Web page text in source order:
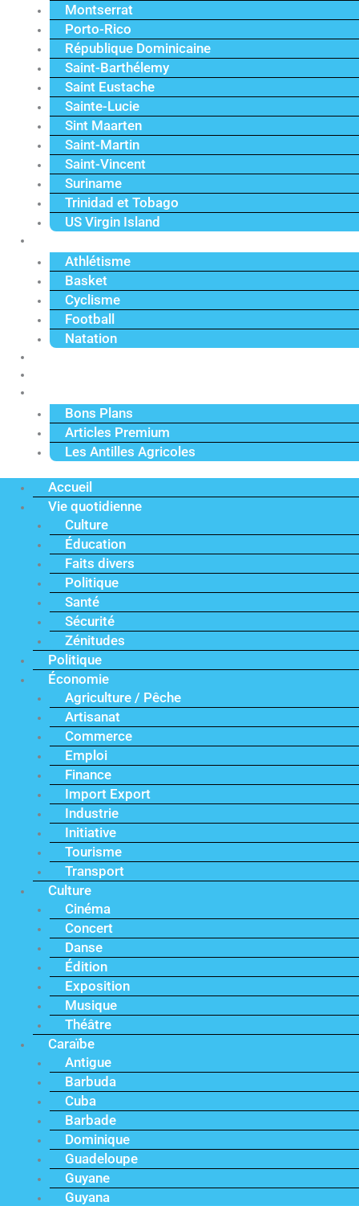
Montserrat
Porto-Rico
République Dominicaine
Saint-Barthélemy
Saint Eustache
Sainte-Lucie
Sint Maarten
Saint-Martin
Saint-Vincent
Suriname
Trinidad et Tobago
US Virgin Island
Athlétisme
Basket
Cyclisme
Football
Natation
Bons Plans
Articles Premium
Les Antilles Agricoles
Accueil
Vie quotidienne
Culture
Éducation
Faits divers
Politique
Santé
Sécurité
Zénitudes
Politique
Économie
Agriculture / Pêche
Artisanat
Commerce
Emploi
Finance
Import Export
Industrie
Initiative
Tourisme
Transport
Culture
Cinéma
Concert
Danse
Édition
Exposition
Musique
Théâtre
Caraïbe
Antigue
Barbuda
Cuba
Barbade
Dominique
Guadeloupe
Guyane
Guyana